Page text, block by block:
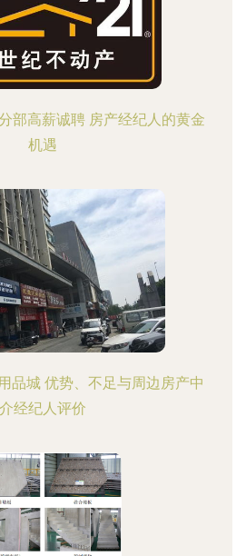
部高薪诚聘 房产经纪人的黄金
机遇
品城 优势、不足与周边房产中
介经纪人评价